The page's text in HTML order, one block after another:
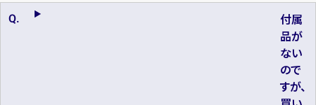
付属
品が
ない
ので
すが、